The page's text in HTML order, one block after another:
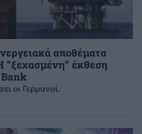
αποθέματα
“ξεχασμένη” έκθεση
οι Γερμανοί.